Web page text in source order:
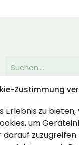
Zustimmung
Erlebnis zu
um
zuzugreifen.
Impressum